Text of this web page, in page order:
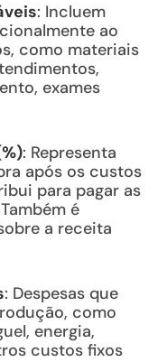
: Incluem
ao
como materiais
exames
: Representa
após os custos
para pagar as
é
a receita
: Despesas que
como
energia,
custos fixos